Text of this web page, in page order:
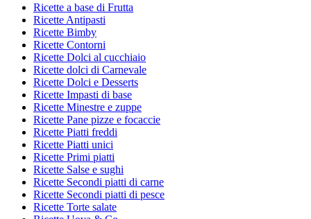
Ricette a base di Frutta
Ricette Antipasti
Ricette Bimby
Ricette Contorni
Ricette Dolci al cucchiaio
Ricette dolci di Carnevale
Ricette Dolci e Desserts
Ricette Impasti di base
Ricette Minestre e zuppe
Ricette Pane pizze e focaccie
Ricette Piatti freddi
Ricette Piatti unici
Ricette Primi piatti
Ricette Salse e sughi
Ricette Secondi piatti di carne
Ricette Secondi piatti di pesce
Ricette Torte salate